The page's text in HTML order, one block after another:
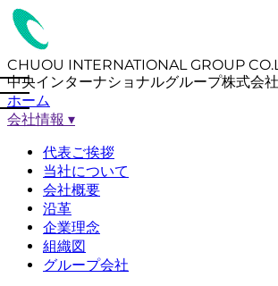
CHUOU INTERNATIONAL GROUP
中央インターナショナルグループ株式会社
ホーム
会社情報 ▾
代表ご挨拶
当社について
会社概要
沿革
企業理念
組織図
グループ会社